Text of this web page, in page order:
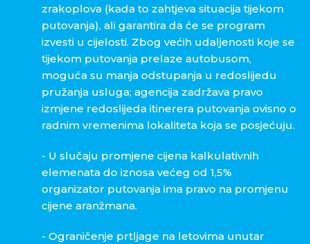
zrakoplova (kada to zahtjeva situacija tijekom
putovanja), ali garantira da će se program
izvesti u cijelosti. Zbog većih udaljenosti koje se
tijekom putovanja prelaze autobusom,
moguća su manja odstupanja u redoslijedu
pružanja usluga; agencija zadržava pravo
izmjene redoslijeda itinerera putovanja ovisno o
radnim vremenima lokaliteta koja se posjećuju.
- U slučaju promjene cijena kalkulativnih
elemenata do iznosa većeg od 1,5%
organizator putovanja ima pravo na promjenu
cijene aranžmana.
- Ograničenje prtljage na letovima unutar